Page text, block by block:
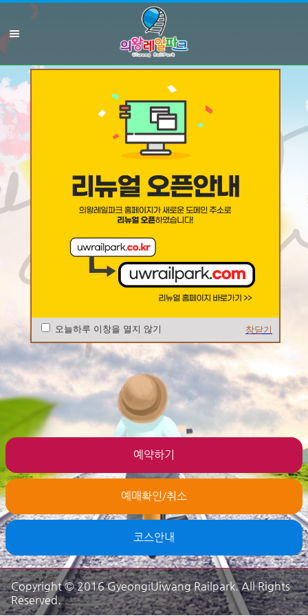
오늘하루 이창을 열지 않기 창닫기
예약하기
예매확인/취소
코스안내
Copyright © 2016 GyeongiUiwang Railpark. All Rights
Reserved.